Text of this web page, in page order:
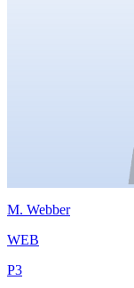
M. Webber
WEB
P3